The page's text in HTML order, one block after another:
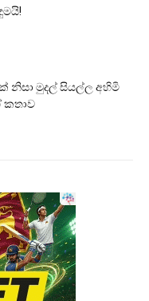
නිසා මුදල් සියල්ල අහිමි